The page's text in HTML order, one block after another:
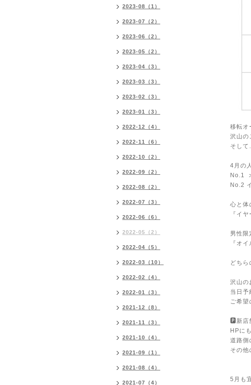
移転オ
沢山の
そし
4月の
No.1
No.2
心と体
『イ
男性限
『オ
どち
沢山の
当日予
ご希望
🅿️新店
HPに
道路側
その他
5月も
2023-08（1）
2023-07（2）
2023-06（2）
2023-05（2）
2023-04（3）
2023-03（3）
2023-02（3）
2023-01（3）
2022-12（4）
2022-11（6）
2022-10（2）
2022-09（2）
2022-08（2）
2022-07（3）
2022-06（6）
2022-05（2）
2022-04（5）
2022-03（10）
2022-02（4）
2022-01（3）
2021-12（8）
2021-11（3）
2021-10（4）
2021-09（1）
2021-08（4）
2021-07（4）